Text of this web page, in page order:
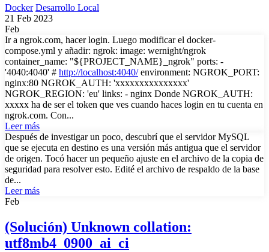
Docker Desarrollo Local
21 Feb 2023
Feb
Ir a ngrok.com, hacer login. Luego modificar el docker-
compose.yml y añadir: ngrok: image: wernight/ngrok
container_name: "${PROJECT_NAME}_ngrok" ports: -
'4040:4040' # http://localhost:4040/environment: NGROK_PORT:
nginx:80 NGROK_AUTH: 'xxxxxxxxxxxxxxx'
NGROK_REGION: 'eu' links: - nginx Donde NGROK_AUTH:
xxxxx ha de ser el token que ves cuando haces login en tu cuenta en
ngrok.com. Con...
Leer más
Después de investigar un poco, descubrí que el servidor MySQL
que se ejecuta en destino es una versión más antigua que el servidor
de origen. Tocó hacer un pequeño ajuste en el archivo de la copia de
seguridad para resolver esto. Edité el archivo de respaldo de la base
de...
Leer más
Feb
(Solución) Unknown collation:
utf8mb4_0900_ai_ci